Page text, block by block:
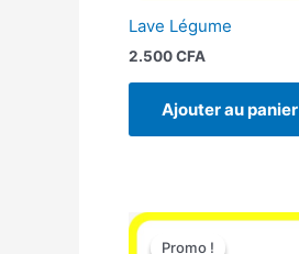
Lave Légume
2.500CFA
Ajouter au panier
Promo !
Promo !
Le